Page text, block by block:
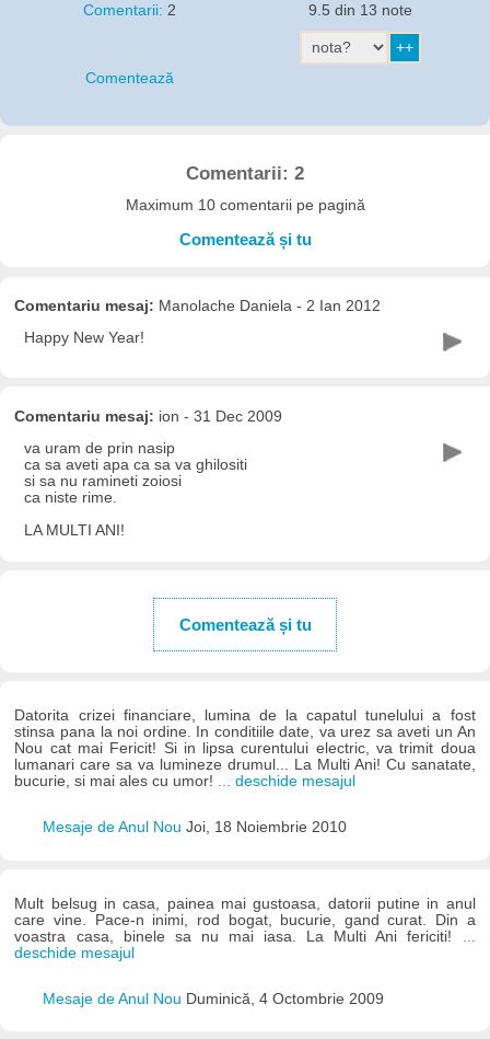
Comentarii: 2
Comentează
9.5 din 13 note
Comentarii: 2
Maximum 10 comentarii pe pagină
Comentează și tu
Comentariu mesaj: Manolache Daniela - 2 Ian 2012
Happy New Year!
Comentariu mesaj: ion - 31 Dec 2009
va uram de prin nasip
ca sa aveti apa ca sa va ghilositi
si sa nu ramineti zoiosi
ca niste rime.
LA MULTI ANI!
Comentează și tu
Datorita crizei financiare, lumina de la capatul tunelului a fost
stinsa pana la noi ordine. In conditiile date, va urez sa aveti un An
Nou cat mai Fericit! Si in lipsa curentului electric, va trimit doua
lumanari care sa va lumineze drumul... La Multi Ani! Cu sanatate,
bucurie, si mai ales cu umor!
... deschide mesajul
Mesaje de Anul Nou Joi, 18 Noiembrie 2010
Mult belsug in casa, painea mai gustoasa, datorii putine in anul
care vine. Pace-n inimi, rod bogat, bucurie, gand curat. Din a
voastra casa, binele sa nu mai iasa. La Multi Ani fericiti!
deschide mesajul
Mesaje de Anul Nou Duminică, 4 Octombrie 2009